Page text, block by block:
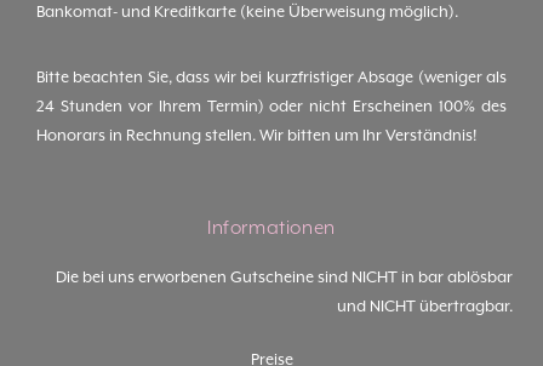
Bankomat- und Kreditkarte (keine Überweisung möglich).
Bitte beachten Sie, dass wir bei kurzfristiger Absage (weniger als
24 Stunden vor Ihrem Termin) oder nicht Erscheinen 100% des
Honorars in Rechnung stellen. Wir bitten um Ihr Verständnis!
Informationen
Die bei uns erworbenen Gutscheine sind NICHT in bar ablösbar
und NICHT übertragbar.
Preise